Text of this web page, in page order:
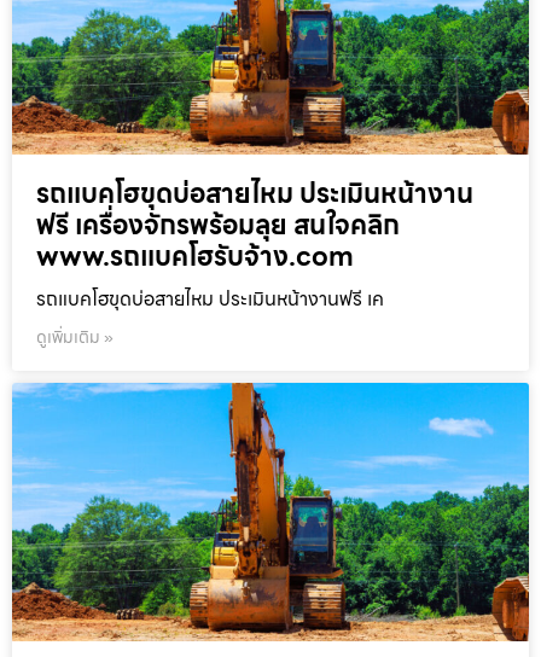
รถแบคโฮขุดบ่อสายไหม ประเมินหน้างาน
ฟรี เครื่องจักรพร้อมลุย สนใจคลิก
www.รถแบคโฮรับจ้าง.com
รถแบคโฮขุดบ่อสายไหม ประเมินหน้างานฟรี เค
ดูเพิ่มเติม »